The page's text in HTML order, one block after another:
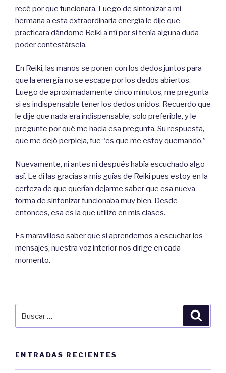
recé por que funcionara. Luego de sintonizar a mi
hermana a esta extraordinaria energía le dije que
practicara dándome Reiki a mí por si tenía alguna duda
poder contestársela.
En Reiki, las manos se ponen con los dedos juntos para
que la energía no se escape por los dedos abiertos.
Luego de aproximadamente cinco minutos, me pregunta
si es indispensable tener los dedos unidos. Recuerdo que
le dije que nada era indispensable, solo preferible, y le
pregunte por qué me hacia esa pregunta. Su respuesta,
que me dejó perpleja, fue “es que me estoy quemando.”
Nuevamente, ni antes ni después había escuchado algo
así. Le di las gracias a mis guías de Reiki pues estoy en la
certeza de que querían dejarme saber que esa nueva
forma de sintonizar funcionaba muy bien. Desde
entonces, esa es la que utilizo en mis clases.
Es maravilloso saber que si aprendemos a escuchar los
mensajes, nuestra voz interior nos dirige en cada
momento.
por:
ENTRADAS RECIENTES